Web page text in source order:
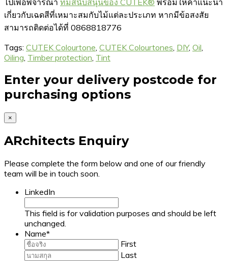
เกี่ยวกับเฉดสีที่เหมาะสมกับไม้แต่ละประเภท หากมีข้อสงสัย
สามารถติดต่อได้ที่ 0868818776
Tags: CUTEK Colourtone CUTEK Colourtones DIY, Oil
Oiling Timber protection Tint
Enter your delivery postcode for
purchasing options
×
ARchitects Enquiry
Please complete the form below and one of our friendly
team will be in touch soon.
LinkedIn
This field is for validation purposes and should be left
unchanged.
Name*
First
Last